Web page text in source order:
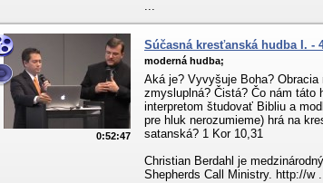
...
0:52:47
Súčasná kresťanská hudba I. -
moderná hudba;
Aká je? Vyvyšuje Boha?
zmysluplná? Čistá? Čo nám táto
interpretom študovať Bibliu a
pre hluk nerozumieme) hrá na
satanská? 1 Kor 10,31
Christian Berdahl je
Shepherds Call Ministry. http://w